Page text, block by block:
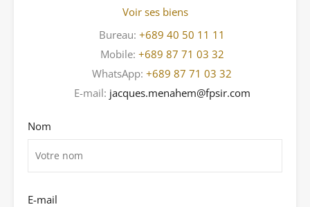
Voir ses biens
Bureau: +689 40 50 11 11
Mobile: +689 87 71 03 32
WhatsApp: +689 87 71 03 32
E-mail: jacques.menahem@fpsir.com
Nom
E-mail